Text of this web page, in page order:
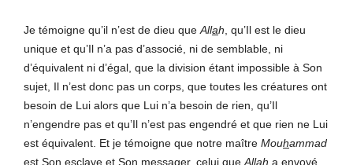
Je témoigne qu’il n’est de dieu que Allah , qu’Il est le dieu
unique et qu’Il n’a pas d’associé, ni de semblable, ni
d’équivalent ni d’égal, que la division étant impossible à Son
sujet, Il n’est donc pas un corps, que toutes les créatures ont
besoin de Lui alors que Lui n’a besoin de rien, qu’Il
n’engendre pas et qu’Il n’est pas engendré et que rien ne Lui
est équivalent. Et je témoigne que notre maître Mouhammad
est Son esclave et Son messager, celui que Allah a envoyé